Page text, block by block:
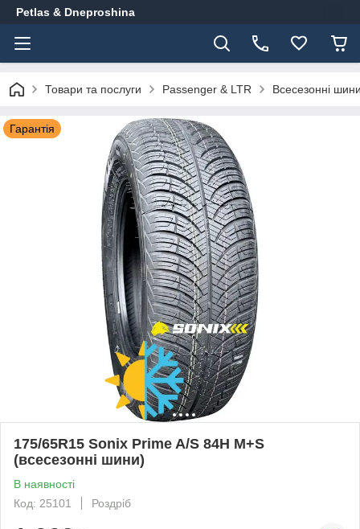
Petlas & Dneproshina
Товари та послуги Passenger & LTR Всесезонні
Гарантія
175/65R15 Sonix Prime A/S 84H M+S
(всесезонні шини)
В наявності
Код: 25101
Роздріб